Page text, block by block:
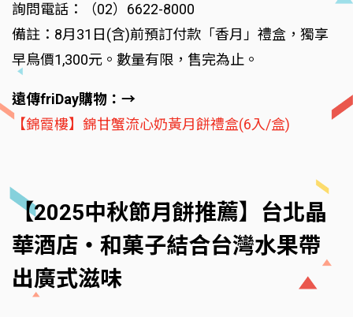
詢問電話：（02）6622-8000
備註：8月31日(含)前預訂付款「香月」禮盒，獨享
早鳥價1,300元。數量有限，售完為止。
遠傳friDay購物：→
【錦霞樓】錦甘蟹流心奶黃月餅禮盒(6入/盒)
【2025中秋節月餅推薦】台北晶
華酒店‧和菓子結合台灣水果帶
出廣式滋味